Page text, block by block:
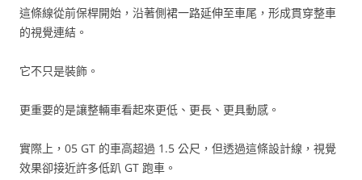
這條線從前保桿開始，沿著側裙一路延伸至車尾，形成貫穿整車
的視覺連結。
它不只是裝飾。
更重要的是讓整輛車看起來更低、更長、更具動感。
實際上，05 GT 的車高超過 1.5 公尺，但透過這條設計線，視覺
效果卻接近許多低趴 GT 跑車。